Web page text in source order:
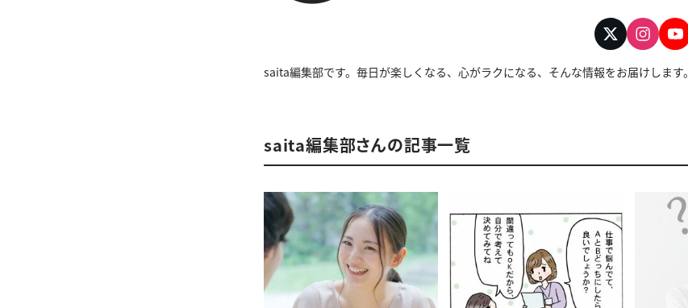
saita編集部です。毎日が楽しくなる、心がラクになる、そんな情報をお届けします。
saita編集部さんの記事一覧